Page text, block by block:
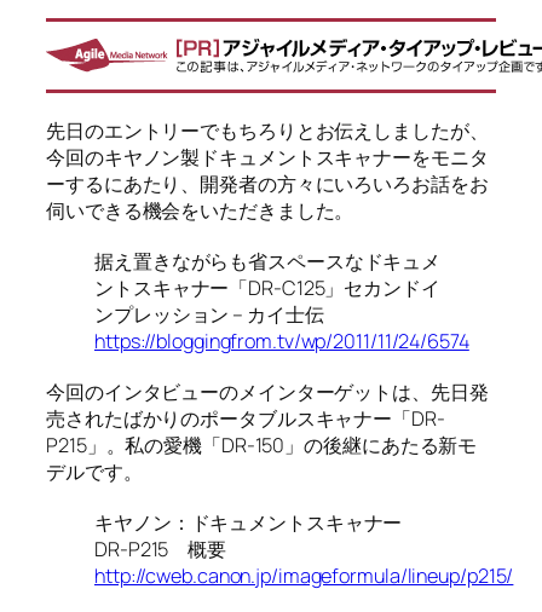
先日のエントリーでもちろりとお伝えしましたが、
今回のキヤノン製ドキュメントスキャナーをモニタ
ーするにあたり、開発者の方々にいろいろお話をお
伺いできる機会をいただきました。
据え置きながらも省スペースなドキュメ
ントスキャナー「DR-C125」セカンドイ
ンプレッション – カイ士伝
https://bloggingfrom.tv/wp/2011/11/24/6574
今回のインタビューのメインターゲットは、先日発
売されたばかりのポータブルスキャナー「DR-
P215」。私の愛機「DR-150」の後継にあたる新モ
デルです。
キヤノン：ドキュメントスキャナー
DR-P215 概要
http://cweb.canon.jp/imageformula/lineup/p215/